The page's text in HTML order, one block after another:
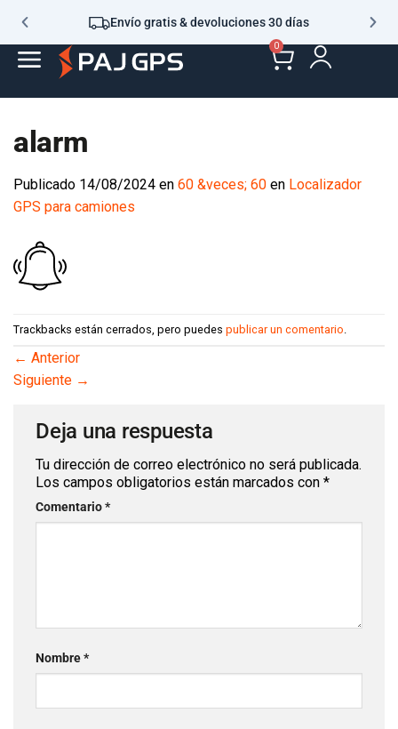
Envío gratis & devoluciones 30 días
0
alarm
Publicado 14/08/2024 en 60 &veces; 60 en Localizador
GPS para camiones
Trackbacks están cerrados, pero puedes publicar un comentario
← Anterior
Siguiente →
Deja una respuesta
Tu dirección de correo electrónico no será publicada.
Los campos obligatorios están marcados con *
Comentario*
Nombre*